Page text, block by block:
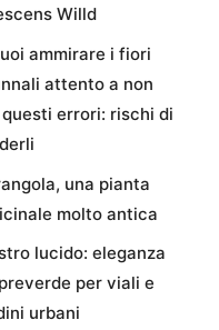
Willd
ammirare i fiori
attento a non
errori: rischi di
una pianta
molto antica
lucido: eleganza
per viali e
urbani